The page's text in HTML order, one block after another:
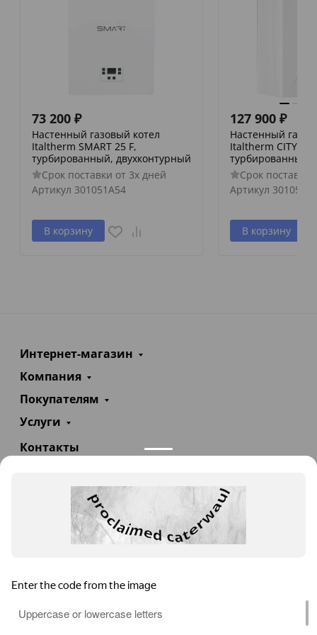
73 200 ₽
Настенный газовый котел
Italtherm SMART 25 F,
турбированный, двухконтурный
Срок поставки от 3х дней
Артикул 301051A54
В корзину
127 900 ₽
Настенный
Italtherm CITY
турбированный,
Срок поставки
Артикул
В корзину
Интернет-магазин
Компания
Покупателям
Услуги
Контакты
info@teploexpert.com
Пн—Сб 09:00 – 18:00
TeploExpert.com © 2008 - 2026 Оборудование для
систем отопления, водоснабжения, канализации